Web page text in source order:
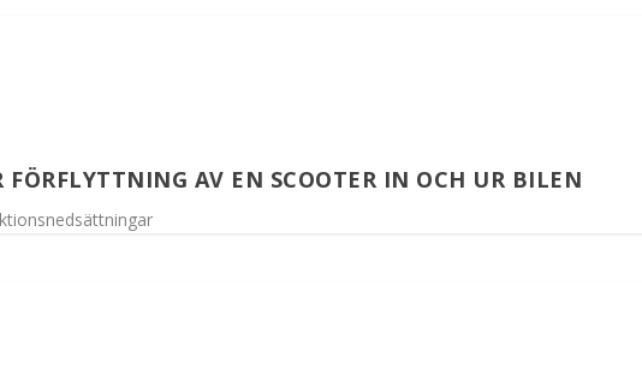
FÖRFLYTTNING AV EN SCOOTER IN OCH UR BILEN